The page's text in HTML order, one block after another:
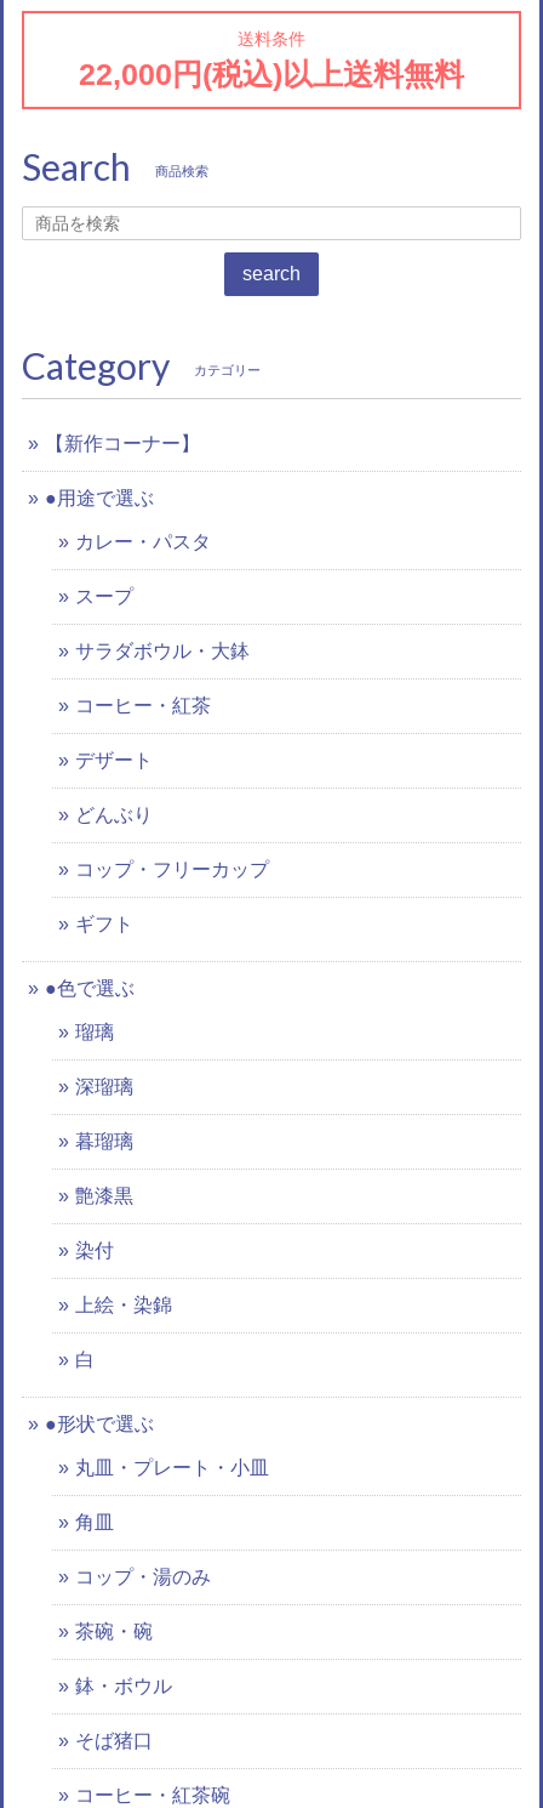
送料条件
22,000円(税込)以上送料無料
Search 商品検索
search
Category カテゴリー
【新作コーナー】
●用途で選ぶ
カレー・パスタ
スープ
サラダボウル・大鉢
コーヒー・紅茶
デザート
どんぶり
コップ・フリーカップ
ギフト
●色で選ぶ
瑠璃
深瑠璃
暮瑠璃
艶漆黒
染付
上絵・染錦
白
●形状で選ぶ
丸皿・プレート・小皿
角皿
コップ・湯のみ
茶碗・碗
鉢・ボウル
そば猪口
コーヒー・紅茶碗